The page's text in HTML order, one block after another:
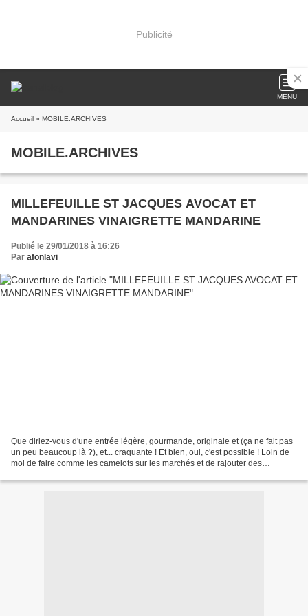
Publicité
MENU
Accueil » MOBILE.ARCHIVES
MOBILE.ARCHIVES
MILLEFEUILLE ST JACQUES AVOCAT ET
MANDARINES VINAIGRETTE MANDARINE
Publié le 29/01/2018 à 16:26
Par afonlavi
Que diriez-vous d'une entrée légère, gourmande, originale et (ça ne fait pas
un peu beaucoup là ?), et... craquante ! Et bien, oui, c'est possible ! Loin de
moi de faire comme les camelots sur les marchés et de rajouter des